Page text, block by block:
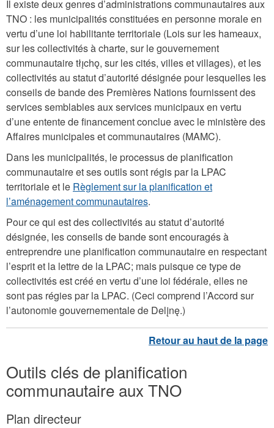
Il existe deux genres d’administrations communautaires aux
TNO : les municipalités constituées en personne morale en
vertu d’une loi habilitante territoriale (Lois sur les hameaux,
sur les collectivités à charte, sur le gouvernement
communautaire tłı̨chǫ, sur les cités, villes et villages), et les
collectivités au statut d’autorité désignée pour lesquelles les
conseils de bande des Premières Nations fournissent des
services semblables aux services municipaux en vertu
d’une entente de financement conclue avec le ministère des
Affaires municipales et communautaires (MAMC).
Dans les municipalités, le processus de planification
communautaire et ses outils sont régis par la LPAC
territoriale et le Règlement sur la planification et
l’aménagement communautaires.
Pour ce qui est des collectivités au statut d’autorité
désignée, les conseils de bande sont encouragés à
entreprendre une planification communautaire en respectant
l’esprit et la lettre de la LPAC; mais puisque ce type de
collectivités est créé en vertu d’une loi fédérale, elles ne
sont pas régies par la LPAC. (Ceci comprend l’Accord sur
l’autonomie gouvernementale de Delįnę.)
Outils clés de planification
communautaire aux TNO
Plan directeur